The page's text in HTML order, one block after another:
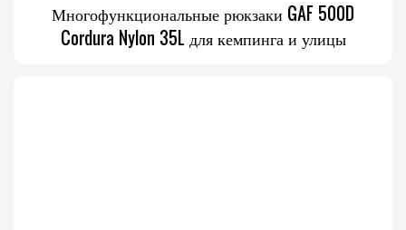
Многофункциональные рюкзаки GAF 500D
Cordura Nylon 35L для кемпинга и улицы